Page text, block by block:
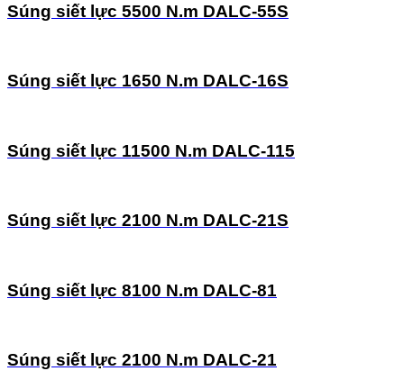
Súng siết lực 5500 N.m DALC-55S
Súng siết lực 1650 N.m DALC-16S
Súng siết lực 11500 N.m DALC-115
Súng siết lực 2100 N.m DALC-21S
Súng siết lực 8100 N.m DALC-81
Súng siết lực 2100 N.m DALC-21